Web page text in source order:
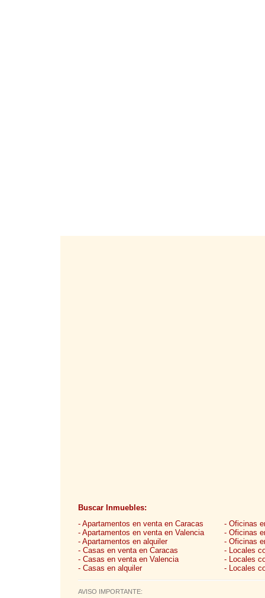
Buscar Inmuebles:
- Apartamentos en venta en Caracas
- Apartamentos en venta en Valencia
- Apartamentos en alquiler
- Casas en venta en Caracas
- Casas en venta en Valencia
- Casas en alquiler
- Oficinas
- Oficinas
- Oficinas
- Locales
- Locales
- Locales
AVISO IMPORTANTE: